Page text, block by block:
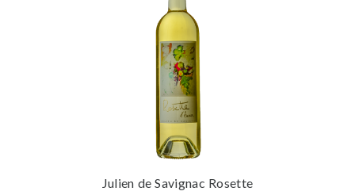
Julien de Savignac Rosette